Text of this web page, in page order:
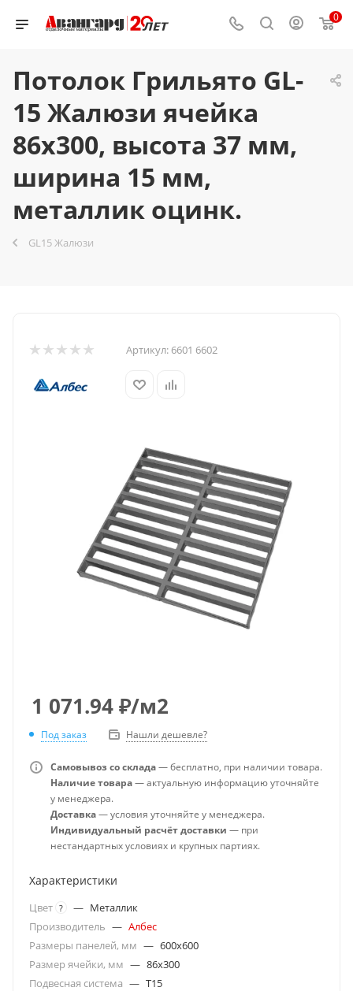
0
Потолок Грильято GL-
15 Жалюзи ячейка
86x300, высота 37 мм,
ширина 15 мм,
металлик оцинк.
GL15 Жалюзи
Артикул: 6601 6602
1 071.94₽/м2
Под заказ Нашли дешевле?
Самовывоз со склада— бесплатно, при наличии товара.
Наличие товара— актуальную информацию уточняйте
у менеджера.
Доставка— условия уточняйте у менеджера.
Индивидуальный расчёт доставки — при
нестандартных условиях и крупных партиях.
Характеристики
Цвет ? — Металлик
Производитель — Албес
Размеры панелей, мм — 600x600
Размер ячейки, мм — 86x300
Подвесная система — T15